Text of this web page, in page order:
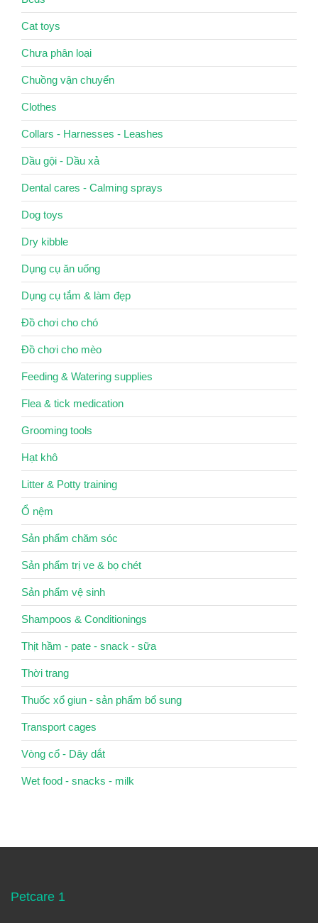
Cat toys
Chưa phân loại
Chuồng vận chuyển
Clothes
Collars - Harnesses - Leashes
Dầu gội - Dầu xả
Dental cares - Calming sprays
Dog toys
Dry kibble
Dụng cụ ăn uống
Dụng cụ tắm & làm đẹp
Đồ chơi cho chó
Đồ chơi cho mèo
Feeding & Watering supplies
Flea & tick medication
Grooming tools
Hạt khô
Litter & Potty training
Ổ nệm
Sản phẩm chăm sóc
Sản phẩm trị ve & bọ chét
Sản phẩm vệ sinh
Shampoos & Conditionings
Thịt hầm - pate - snack - sữa
Thời trang
Thuốc xổ giun - sản phẩm bổ sung
Transport cages
Vòng cổ - Dây dắt
Wet food - snacks - milk
Petcare 1